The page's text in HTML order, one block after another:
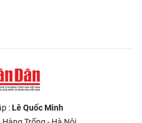
:Lê Quốc Minh